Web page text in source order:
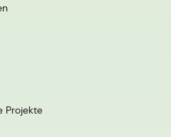
Projekte